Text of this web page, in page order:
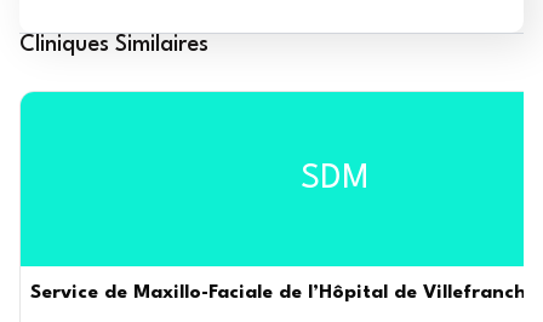
Cliniques Similaires
SDM
Service de Maxillo-Faciale de l’Hôpital de